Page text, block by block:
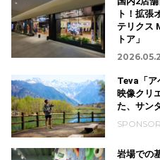
ト！拡張
テリクス
トア」
Teva「ア
映像クリ
た、サン
岩場での